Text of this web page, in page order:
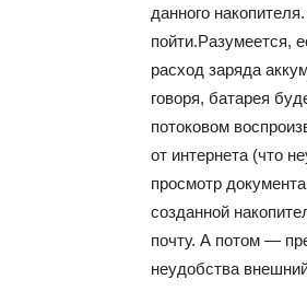
данного
пойти.Разумеется,
расход заряда
говоря, батарея
потоковом
от интернета (что
просмотр
созданной
почту. А потом —
неудобства